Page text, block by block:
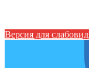
Версия для